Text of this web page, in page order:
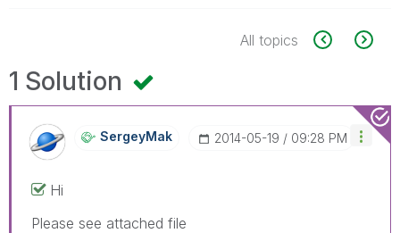
All topics
1 Solution
SergeyMak ‎2014-05-19 09:28 PM
Hi
Please see attached file